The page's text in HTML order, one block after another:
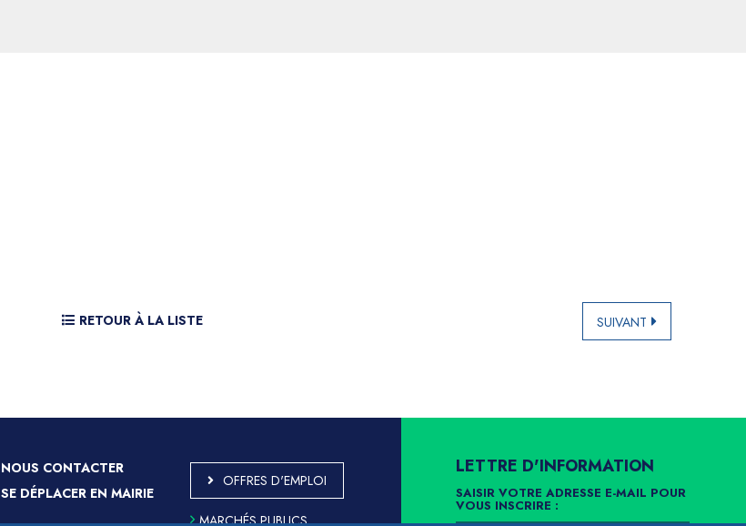
RETOUR À LA LISTE SUIVANT
NOUS CONTACTER
SE DÉPLACER EN MAIRIE
OFFRES D'EMPLOI
MARCHÉS PUBLICS
LETTRE D'INFORMATION
SAISIR VOTRE ADRESSE E-MAIL POUR
VOUS INSCRIRE :